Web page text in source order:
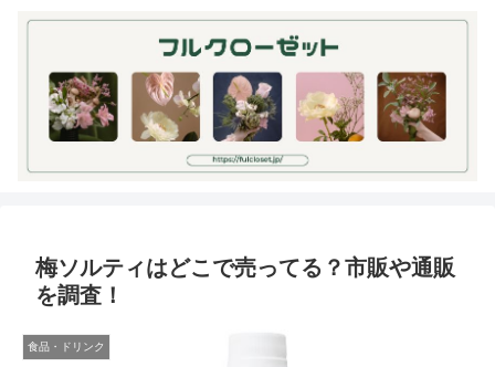
梅ソルティはどこで売ってる？市販や通販
を調査！
食品・ドリンク